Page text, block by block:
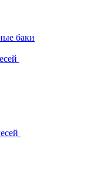
баки